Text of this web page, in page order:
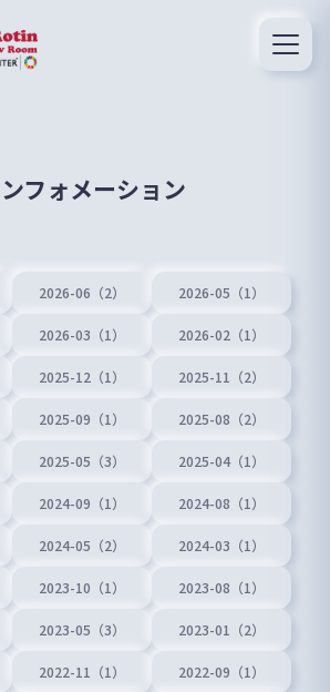
フォメーション
2026-06（2） 2026-05（1）
2026-03（1） 2026-02（1）
2025-12（1） 2025-11（2）
2025-09（1） 2025-08（2）
2025-05（3） 2025-04（1）
2024-09（1） 2024-08（1）
2024-05（2） 2024-03（1）
2023-10（1） 2023-08（1）
2023-05（3） 2023-01（2）
2022-11（1） 2022-09（1）